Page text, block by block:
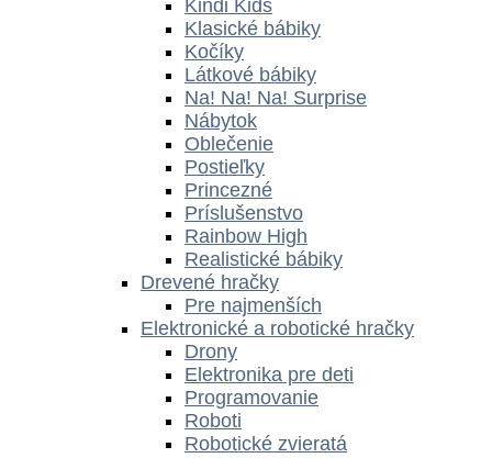
Kindi Kids
Klasické bábiky
Kočíky
Látkové bábiky
Na! Na! Na! Surprise
Nábytok
Oblečenie
Postieľky
Princezné
Príslušenstvo
Rainbow High
Realistické bábiky
Drevené hračky
Pre najmenších
Elektronické a robotické hračky
Drony
Elektronika pre deti
Programovanie
Roboti
Robotické zvieratá